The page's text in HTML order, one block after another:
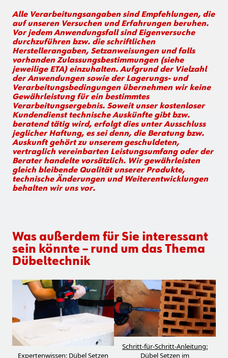
Alle Verarbeitungsangaben sind Empfehlungen, die
auf unseren Versuchen und Erfahrungen beruhen.
Vor jedem Anwendungsfall sind Eigenversuche
durchzuführen bzw. die schriftlichen
Herstellerangaben, Setzanweisungen und falls
vorhanden Zulassungsbestimmungen (siehe
jeweilige ETA) einzuhalten. Aufgrund der Vielzahl
der Anwendungen sowie der Lagerungs- und
Verarbeitungsbedingungen übernehmen wir keine
Gewährleistung für ein bestimmtes
Verarbeitungsergebnis. Soweit unser kostenloser
Kundendienst technische Auskünfte gibt bzw.
beratend tätig wird, erfolgt dies unter Ausschluss
jeglicher Haftung, es sei denn, die Beratung bzw.
Auskunft gehört zu unserem geschuldeten,
vertraglich vereinbarten Leistungsumfang oder der
Berater handelte vorsätzlich. Wir gewährleisten
gleich bleibende Qualität unserer Produkte,
technische Änderungen und Weiterentwicklungen
behalten wir uns vor.
Was außerdem für Sie interessant
sein könnte – rund um das Thema
Dübeltechnik
Expertenwissen: Dübel Setzen
Schritt-für-Schritt-Anleitung:
Dübel Setzen im